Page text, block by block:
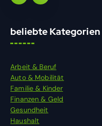
beliebte Kategorien
Arbeit & Beruf
Auto & Mobilität
Familie & Kinder
Finanzen & Geld
Gesundheit
Haushalt